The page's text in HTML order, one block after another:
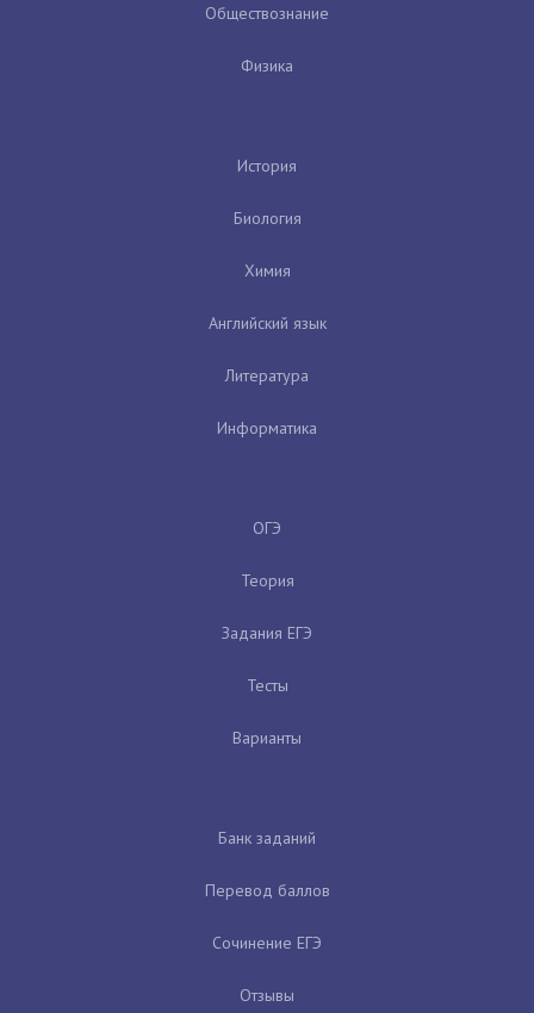
Обществознание
Физика
История
Биология
Химия
Английский язык
Литература
Информатика
ОГЭ
Теория
Задания ЕГЭ
Тесты
Варианты
Банк заданий
Перевод баллов
Сочинение ЕГЭ
Отзывы